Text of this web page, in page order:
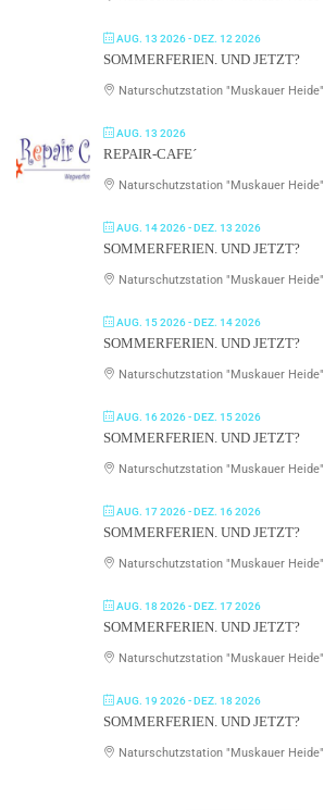
AUG. 13 2026- DEZ. 12 2026
SOMMERFERIEN. UND JETZT?
Naturschutzstation "Muskauer Heide"
AUG. 13 2026
REPAIR-CAFE´
Naturschutzstation "Muskauer Heide"
AUG. 14 2026- DEZ. 13 2026
SOMMERFERIEN. UND JETZT?
Naturschutzstation "Muskauer Heide"
AUG. 15 2026- DEZ. 14 2026
SOMMERFERIEN. UND JETZT?
Naturschutzstation "Muskauer Heide"
AUG. 16 2026- DEZ. 15 2026
SOMMERFERIEN. UND JETZT?
Naturschutzstation "Muskauer Heide"
AUG. 17 2026- DEZ. 16 2026
SOMMERFERIEN. UND JETZT?
Naturschutzstation "Muskauer Heide"
AUG. 18 2026- DEZ. 17 2026
SOMMERFERIEN. UND JETZT?
Naturschutzstation "Muskauer Heide"
AUG. 19 2026- DEZ. 18 2026
SOMMERFERIEN. UND JETZT?
Naturschutzstation "Muskauer Heide"